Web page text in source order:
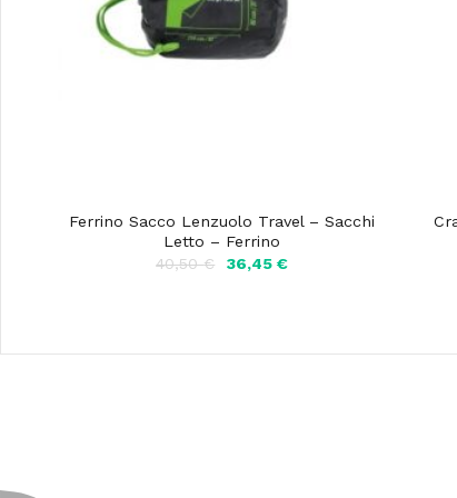
Ferrino Sacco Lenzuolo Travel – Sacchi
Letto – Ferrino
40,50€
Il
36,45 €Il